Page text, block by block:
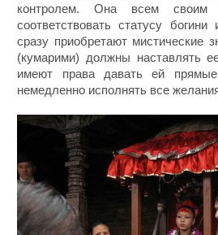
контролем. Она всем своим
соответствовать статусу
сразу приобретают мистические
(кумарими) должны наставлять
имеют права давать ей
немедленно исполнять все